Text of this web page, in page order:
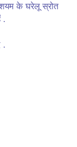
के घरेलू स्रोत
.
.